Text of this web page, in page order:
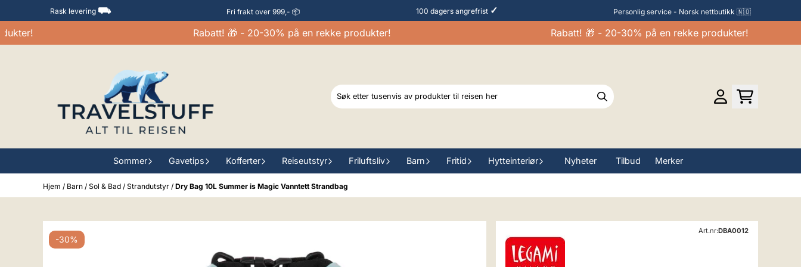
Hopp til innholdRask levering ⛟ Fri frakt over 999,- 📦 100 dagers angrefrist ✓ Personlig service - Norsk nettbutikk 🇳🇴
Rabatt! 🎁 - 20-30% på en rekke produkter! Rabatt! 🎁 - 20-30% på en rekke produkter!
Sommer Gavetips Kofferter Reiseutstyr Friluftsliv Barn Fritid Hytteinteriør Nyheter Tilbud Merker
Hjem / Barn / Sol & Bad / Strandutstyr / Dry Bag 10L Summer is Magic Vanntett Strandbag
-30%
Art.nr:DBA0012